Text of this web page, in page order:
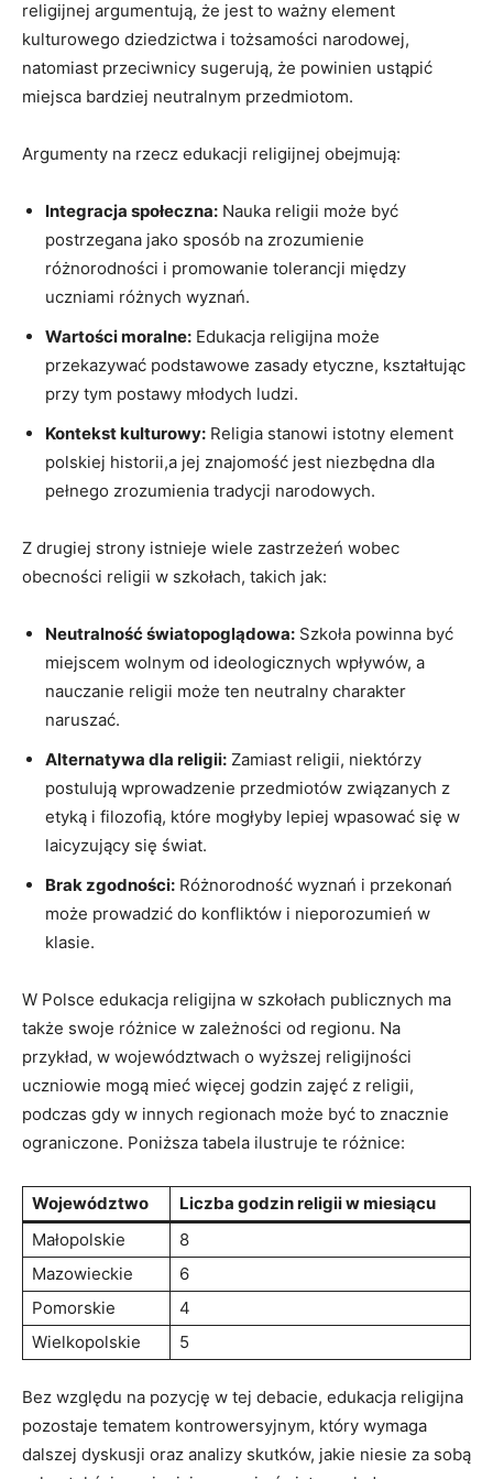
religijnej argumentują, że jest to ważny element
kulturowego dziedzictwa i tożsamości narodowej,
natomiast przeciwnicy sugerują, że powinien ustąpić
miejsca bardziej neutralnym przedmiotom.
Argumenty na rzecz edukacji religijnej obejmują:
Integracja społeczna: Nauka religii może być
postrzegana jako sposób na zrozumienie
różnorodności i promowanie tolerancji między
uczniami różnych wyznań.
Wartości moralne: Edukacja religijna może
przekazywać podstawowe zasady etyczne, kształtując
przy tym postawy młodych ludzi.
Kontekst kulturowy: Religia stanowi istotny element
polskiej historii,a jej znajomość jest niezbędna dla
pełnego zrozumienia tradycji narodowych.
Z drugiej strony istnieje wiele zastrzeżeń wobec
obecności religii w szkołach, takich jak:
Neutralność światopoglądowa: Szkoła powinna być
miejscem wolnym od ideologicznych wpływów, a
nauczanie religii może ten neutralny charakter
naruszać.
Alternatywa dla religii: Zamiast religii, niektórzy
postulują wprowadzenie przedmiotów związanych z
etyką i filozofią, które mogłyby lepiej wpasować się w
laicyzujący się świat.
Brak zgodności: Różnorodność wyznań i przekonań
może prowadzić do konfliktów i nieporozumień w
klasie.
W Polsce edukacja religijna w szkołach publicznych ma
także swoje różnice w zależności od regionu. Na
przykład, w województwach o wyższej religijności
uczniowie mogą mieć więcej godzin zajęć z religii,
podczas gdy w innych regionach może być to znacznie
ograniczone. Poniższa tabela ilustruje te różnice:
Województwo
Liczba godzin religii w miesiącu
Małopolskie
8
Mazowieckie
6
Pomorskie
4
Wielkopolskie
5
Bez względu na pozycję w tej debacie, edukacja religijna
pozostaje tematem kontrowersyjnym, który wymaga
dalszej dyskusji oraz analizy skutków, jakie niesie za sobą